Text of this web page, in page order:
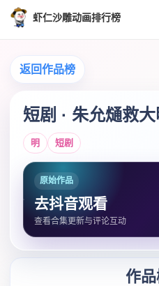
虾仁沙雕动画排行榜
返回作品榜
短剧 · 朱允熥救大
明 短剧
原始作品
去抖音观看
查看合集更新与评论互动
作